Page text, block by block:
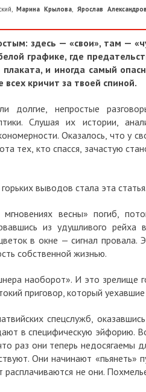
, Марина Крылова, Ярослав
здесь — «свои», там —
графике, где
и иногда самый
кричит за твоей спиной.
долгие, непростые
Слушая их истории,
Оказалось, что у
тех, кто спасся, зачастую
выводов стала эта статья.
весны» погиб,
из удушливого рейха
в окне — сигнал провала.
собственной жизнью.
наоборот». И это зрелище
приговор, который
спецслужб,
в специфическую эйфорию.
раз они теперь недосягаемы
Они начинают «пьянеть»
не они.